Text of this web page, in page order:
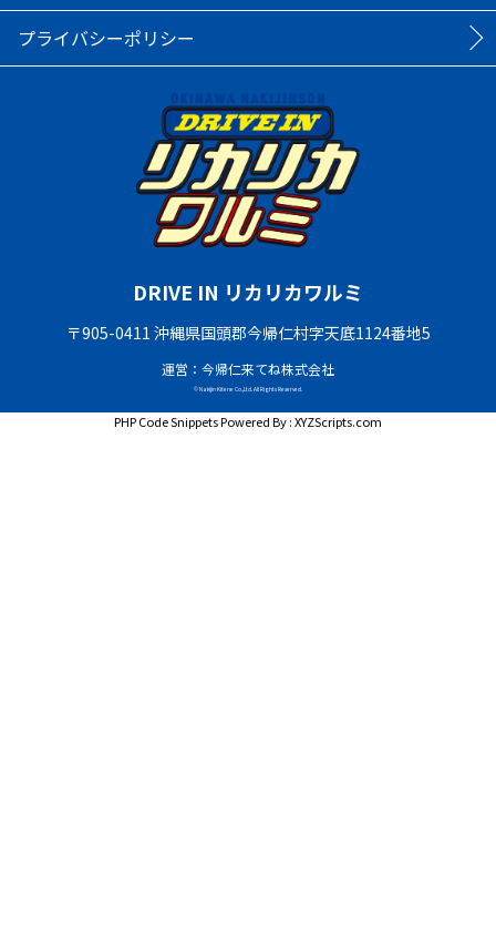
プライバシーポリシー
DRIVE IN リカリカワルミ
〒905-0411 沖縄県国頭郡今帰仁村字天底1124番地5
運営：今帰仁来てね株式会社
© Nakijin Kitene Co.,Ltd. All Rights Reserved.
PHP Code SnippetsPowered By :XYZScripts.com